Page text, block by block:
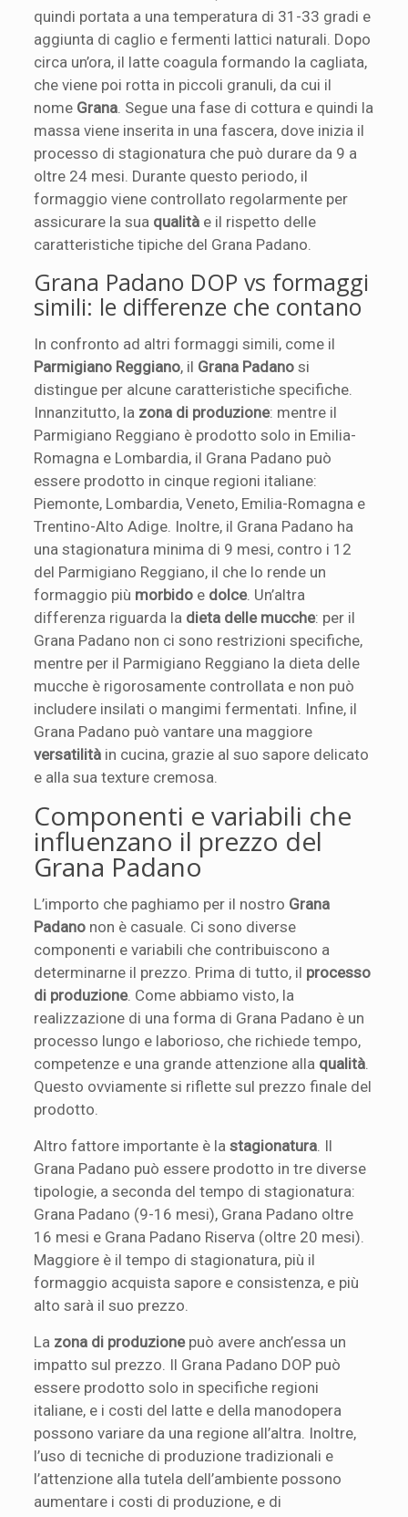
quindi portata a una temperatura di 31-33 gradi e
aggiunta di caglio e fermenti lattici naturali. Dopo
circa un’ora, il latte coagula formando la cagliata,
che viene poi rotta in piccoli granuli, da cui il
nome Grana . Segue una fase di cottura e quindi la
massa viene inserita in una fascera, dove inizia il
processo di stagionatura che può durare da 9 a
oltre 24 mesi. Durante questo periodo, il
formaggio viene controllato regolarmente per
assicurare la sua qualità e il rispetto delle
caratteristiche tipiche del Grana Padano.
Grana Padano DOP vs formaggi
simili: le differenze che contano
In confronto ad altri formaggi simili, come il
Parmigiano Reggiano, il Grana Padano si
distingue per alcune caratteristiche specifiche.
Innanzitutto, la zona di produzione: mentre il
Parmigiano Reggiano è prodotto solo in Emilia-
Romagna e Lombardia, il Grana Padano può
essere prodotto in cinque regioni italiane:
Piemonte, Lombardia, Veneto, Emilia-Romagna e
Trentino-Alto Adige. Inoltre, il Grana Padano ha
una stagionatura minima di 9 mesi, contro i 12
del Parmigiano Reggiano, il che lo rende un
formaggio più morbido e dolce. Un’altra
differenza riguarda la dieta delle mucche: per il
Grana Padano non ci sono restrizioni specifiche,
mentre per il Parmigiano Reggiano la dieta delle
mucche è rigorosamente controllata e non può
includere insilati o mangimi fermentati. Infine, il
Grana Padano può vantare una maggiore
versatilità in cucina, grazie al suo sapore delicato
e alla sua texture cremosa.
Componenti e variabili che
influenzano il prezzo del
Grana Padano
L’importo che paghiamo per il nostro Grana
Padano non è casuale. Ci sono diverse
componenti e variabili che contribuiscono a
determinarne il prezzo. Prima di tutto, il processo
di produzione. Come abbiamo visto, la
realizzazione di una forma di Grana Padano è un
processo lungo e laborioso, che richiede tempo,
competenze e una grande attenzione alla qualità
Questo ovviamente si riflette sul prezzo finale del
prodotto.
Altro fattore importante è lastagionatura . Il
Grana Padano può essere prodotto in tre diverse
tipologie, a seconda del tempo di stagionatura:
Grana Padano (9-16 mesi), Grana Padano oltre
16 mesi e Grana Padano Riserva (oltre 20 mesi).
Maggiore è il tempo di stagionatura, più il
formaggio acquista sapore e consistenza, e più
alto sarà il suo prezzo.
La zona di produzionepuò avere anch’essa un
impatto sul prezzo. Il Grana Padano DOP può
essere prodotto solo in specifiche regioni
italiane, e i costi del latte e della manodopera
possono variare da una regione all’altra. Inoltre,
l’uso di tecniche di produzione tradizionali e
l’attenzione alla tutela dell’ambiente possono
aumentare i costi di produzione, e di